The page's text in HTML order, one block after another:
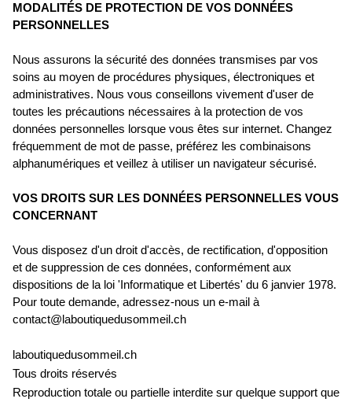
MODALITÉS DE PROTECTION DE VOS DONNÉES
PERSONNELLES
Nous assurons la sécurité des données transmises par vos
soins au moyen de procédures physiques, électroniques et
administratives. Nous vous conseillons vivement d'user de
toutes les précautions nécessaires à la protection de vos
données personnelles lorsque vous êtes sur internet. Changez
fréquemment de mot de passe, préférez les combinaisons
alphanumériques et veillez à utiliser un navigateur sécurisé.
VOS DROITS SUR LES DONNÉES PERSONNELLES VOUS
CONCERNANT
Vous disposez d'un droit d'accès, de rectification, d'opposition
et de suppression de ces données, conformément aux
dispositions de la loi 'Informatique et Libertés' du 6 janvier 1978.
Pour toute demande, adressez-nous un e-mail à
contact@laboutiquedusommeil.ch
laboutiquedusommeil.ch
Tous droits réservés
Reproduction totale ou partielle interdite sur quelque support que